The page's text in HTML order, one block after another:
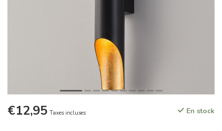
€12,95 Taxes incluses En stock